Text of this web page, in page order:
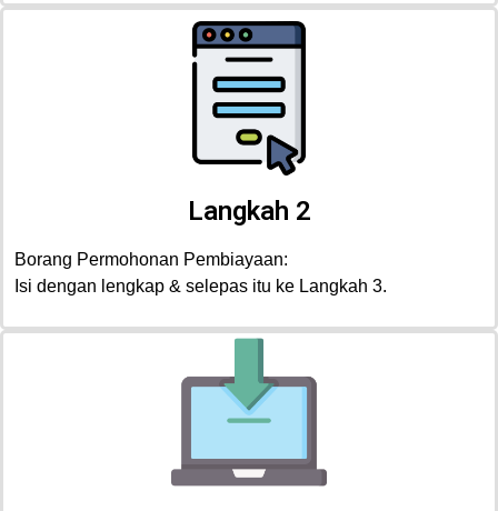
Langkah 2
Borang Permohonan Pembiayaan:
Isi dengan lengkap & selepas itu ke Langkah 3.